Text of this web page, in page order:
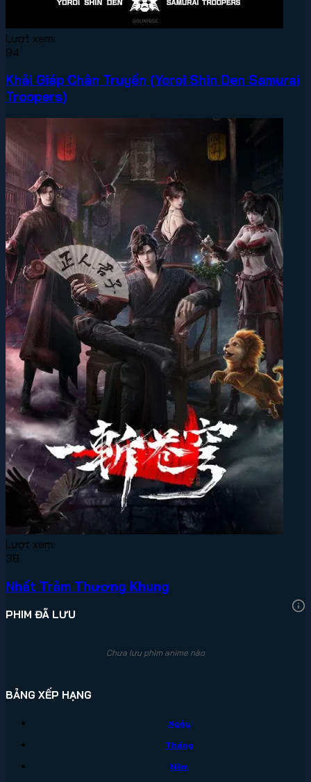
Lượt xem:
94
Khải Giáp Chân Truyền (Yoroi Shin Den Samurai
Troopers)
Lượt xem:
38
Nhất Trảm Thương Khung
PHIM ĐÃ LƯU
Chưa lưu phim anime nào
BẢNG XẾP HẠNG
Ngày
Tháng
Năm